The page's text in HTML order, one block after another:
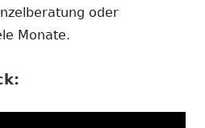
oder
Monate.